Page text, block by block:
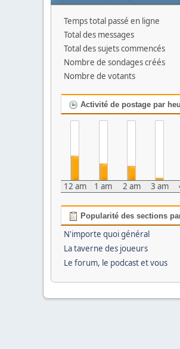
Temps total passé en ligne
Total des messages
Total des sujets commencés
Nombre de sondages créés
Nombre de votants
Activité de postage par
12 am 1 am 2 am 3 am
Popularité des sections
N'importe quoi général
La taverne des joueurs
Le forum, le podcast et vous